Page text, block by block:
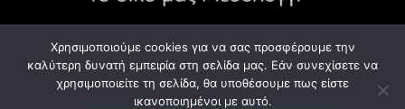
ΧΡΉΣΙΜΑ LINK
Προσωπικά Δεδομένα - GDPR
Χρησιμοποιούμε cookies για να σας προσφέρουμε την
καλύτερη δυνατή εμπειρία στη σελίδα μας. Εάν συνεχίσετε να
χρησιμοποιείτε τη σελίδα, θα υποθέσουμε πως είστε
ικανοποιημένοι με αυτό.